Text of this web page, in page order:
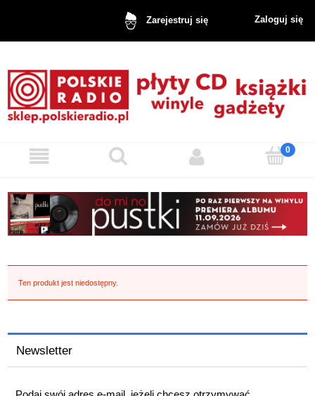
Zarejestruj się Zaloguj się
Ten produkt jest niedostępny.
Newsletter